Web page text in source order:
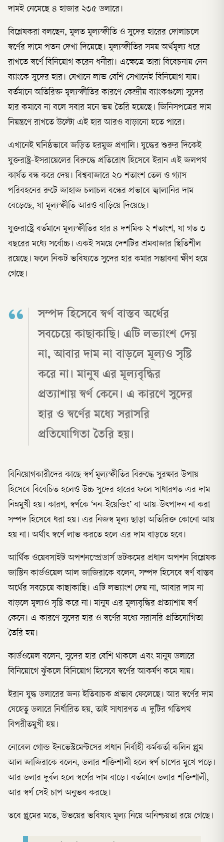
দামই নেমেছে ৪ হাজার ২৩৫ ডলারে।
বিশ্লেষকরা বলছেন, মূলত মূল্যস্ফীতি ও সুদের হারের দোলাচলে
স্বর্ণের দামে পতন দেখা দিয়েছে। মূল্যস্ফীতির সময় অর্থমূল্য ধরে
রাখতে স্বর্ণে বিনিয়োগ করেন ধনীরা। এক্ষেত্রে তারা বিবেচনায় নেন
ব্যাংকে সুদের হার। যেখানে লাভ বেশি সেখানেই বিনিয়োগ যায়।
বর্তমানে অতিরিক্ত মূল্যস্ফীতির কারণে কেন্দ্রীয় ব্যাংকগুলো সুদের
হার কমাবে না বলে সবার মনে ভয় তৈরি হয়েছে। জিনিসপত্রের দাম
নিয়ন্ত্রণে রাখতে উল্টো এই হার আরও বাড়ানো হতে পারে।
এখানেই ঘনিষ্ঠভাবে জড়িত হরমুজ প্রণালি। যুদ্ধের শুরুর দিকেই
যুক্তরাষ্ট্র-ইসরায়েলের বিরুদ্ধে প্রতিরোধ হিসেবে ইরান এই জলপথ
কার্যত বন্ধ করে দেয়। বিশ্ববাজারে ২০ শতাংশ তেল ও গ্যাস
পরিবহনের রুটে জাহাজ চলাচল বন্ধের প্রভাবে জ্বালানির দাম
বেড়েছে, যা মূল্যস্ফীতি আরও বাড়িয়ে দিয়েছে।
যুক্তরাষ্ট্রে বর্তমানে মূল্যস্ফীতির হার ৪ দশমিক ২ শতাংশ, যা গত ৩
বছরের মধ্যে সর্বোচ্চ। একই সময়ে দেশটির শ্রমবাজার স্থিতিশীল
রয়েছে। ফলে নিকট ভবিষ্যতে সুদের হার কমার সম্ভাবনা ক্ষীণ হয়ে
গেছে।
সম্পদ হিসেবে স্বর্ণ বাস্তব অর্থের
সবচেয়ে কাছাকাছি। এটি লভ্যাংশ দেয়
না, আবার দাম না বাড়লে মূল্যও সৃষ্টি
করে না। মানুষ এর মূল্যবৃদ্ধির
প্রত্যাশায় স্বর্ণ কেনে। এ কারণে সুদের
হার ও স্বর্ণের মধ্যে সরাসরি
প্রতিযোগিতা তৈরি হয়।
বিনিয়োগকারীদের কাছে স্বর্ণ মূল্যস্ফীতির বিরুদ্ধে সুরক্ষার উপায়
হিসেবে বিবেচিত হলেও উচ্চ সুদের হারের ফলে সাধারণত এর দাম
নিম্নমুখী হয়। কারণ, স্বর্ণকে ‘নন-ইয়েল্ডিং’ বা আয়-উৎপাদন না করা
সম্পদ হিসেবে ধরা হয়। এর নিজস্ব মূল্য ছাড়া অতিরিক্ত কোনো আয়
হয় না। অর্থাৎ স্বর্ণে লাভ করতে হলে এর দাম বাড়তে হবে।
আর্থিক ওয়েবসাইট অপশনস্প্রেডার্স ডটকমের প্রধান অপশন বিশ্লেষক
জাস্টিন কার্ডওয়েল আল জাজিরাকে বলেন, সম্পদ হিসেবে স্বর্ণ বাস্তব
অর্থের সবচেয়ে কাছাকাছি। এটি লভ্যাংশ দেয় না, আবার দাম না
বাড়লে মূল্যও সৃষ্টি করে না। মানুষ এর মূল্যবৃদ্ধির প্রত্যাশায় স্বর্ণ
কেনে। এ কারণে সুদের হার ও স্বর্ণের মধ্যে সরাসরি প্রতিযোগিতা
তৈরি হয়।
কার্ডওয়েল বলেন, সুদের হার বেশি থাকলে এবং মানুষ ডলারে
বিনিয়োগে ঝুঁকলে বিনিয়োগ হিসেবে স্বর্ণের আকর্ষণ কমে যায়।
ইরান যুদ্ধ ডলারের জন্য ইতিবাচক প্রভাব ফেলেছে। আর স্বর্ণের দাম
যেহেতু ডলারে নির্ধারিত হয়, তাই সাধারণত এ দুটির গতিপথ
বিপরীতমুখী হয়।
নোবেল গোল্ড ইনভেস্টমেন্টসের প্রধান নির্বাহী কর্মকর্তা কলিন প্লুম
আল জাজিরাকে বলেন, ডলার শক্তিশালী হলে স্বর্ণ চাপের মুখে পড়ে।
আর ডলার দুর্বল হলে স্বর্ণের দাম বাড়ে। বর্তমানে ডলার শক্তিশালী,
আর স্বর্ণ সেই চাপ অনুভব করছে।
তবে প্লুমের মতে, উভয়ের ভবিষ্যৎ মূল্য নিয়ে অনিশ্চয়তা রয়ে গেছে।